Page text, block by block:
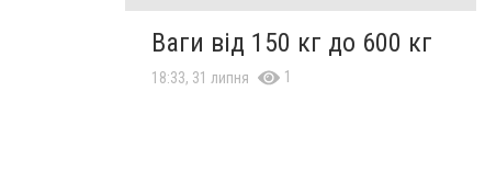
Ваги від 150 кг до 600 кг
18:33, 31 липня 1